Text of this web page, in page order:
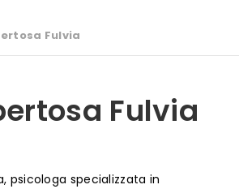
Fulvia
Fulvia
psicologa specializzata in